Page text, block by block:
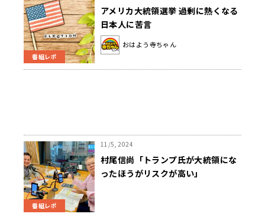
番組レポ
アメリカ大統領選挙 過剰に熱くなる
日本人に苦言
おはよう寺ちゃん
番組レポ
11/5, 2024
村尾信尚「トランプ氏が大統領にな
ったほうがリスクが高い」